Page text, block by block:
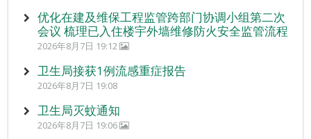
优化在建及维保工程监管跨部门协调小组第二次
会议 梳理已入住楼宇外墙维修防火安全监管流程
2026年8月7日 19:12
卫生局接获1例流感重症报告
2026年8月7日 19:08
卫生局灭蚊通知
2026年8月7日 19:06